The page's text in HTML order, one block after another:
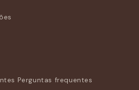
Perguntas frequentes